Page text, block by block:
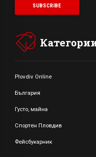
Plovdiv Online
България
Густо, майна
Спортен Пловдив
Фейсбукарник